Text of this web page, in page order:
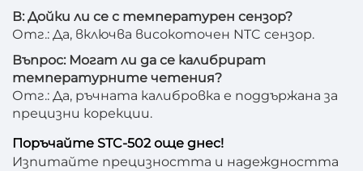
В: Дойки ли се с температурен сензор?
Отг.: Да, включва високоточен NTC сензор.
Въпрос: Могат ли да се калибрират
температурните четения?
Отг.: Да, ръчната калибровка е поддържана за
прецизни корекции.
Поръчайте STC-502 още днес!
Изпитайте прецизността и надеждността